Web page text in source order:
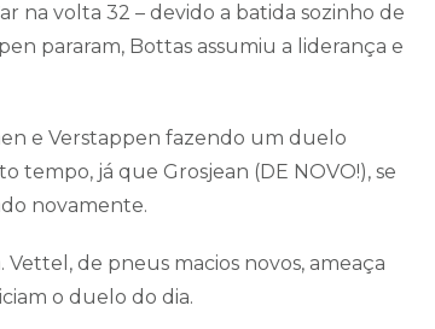
na volta 32 – devido a batida sozinho de
pararam, Bottas assumiu a liderança e
e Verstappen fazendo um duelo
já que Grosjean (DE NOVO!), se
novamente.
de pneus macios novos, ameaça
o duelo do dia.